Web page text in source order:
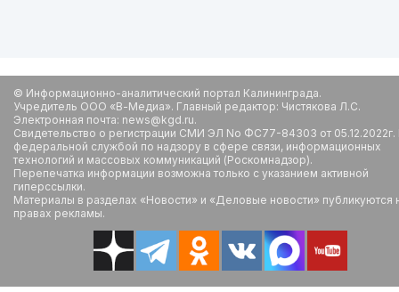
© Информационно-аналитический портал Калининграда.
Учредитель ООО «В-Медиа». Главный редактор: Чистякова Л.С.
Электронная почта: news@kgd.ru.
Свидетельство о регистрации СМИ ЭЛ No ФС77-84303 от
федеральной службой по надзору в сфере связи, информационных
технологий и массовых коммуникаций (Роскомнадзор).
Перепечатка информации возможна только с указанием активной
гиперссылки.
Материалы в разделах «Новости» и «Деловые новости» публикуются
правах рекламы.